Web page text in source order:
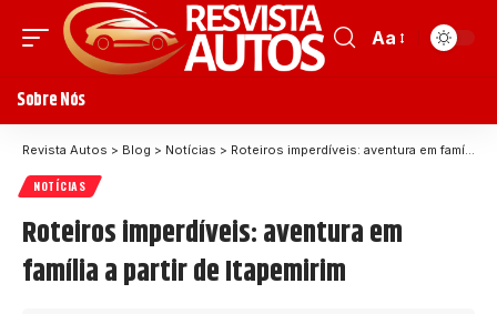
Aa
Sobre Nós
Revista Autos > Blog > Notícias > Roteiros imperdíveis: aventura em família a partir de Itapemirim
NOTÍCIAS
Roteiros imperdíveis: aventura em
família a partir de Itapemirim